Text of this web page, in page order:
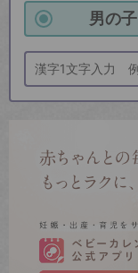
男の子